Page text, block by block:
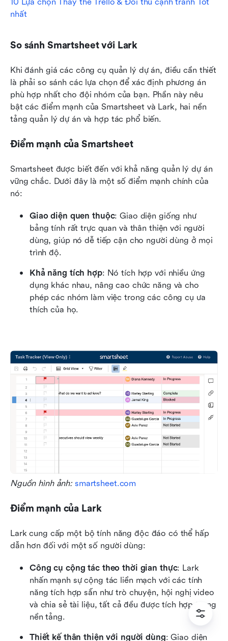
10 Lựa chọn Thay thế Trello & Đối thủ cạnh tranh Tốt
nhất
So sánh Smartsheet với Lark
Khi đánh giá các công cụ quản lý dự án, điều cần thiết
là phải so sánh các lựa chọn để xác định phương án
phù hợp nhất cho đội nhóm của bạn. Phần này nêu
bật các điểm mạnh của Smartsheet và Lark, hai nền
tảng quản lý dự án và hợp tác phổ biến.
Điểm mạnh của Smartsheet
Smartsheet được biết đến với khả năng quản lý dự án
vững chắc. Dưới đây là một số điểm mạnh chính của
nó:
Giao diện quen thuộc: Giao diện giống như
bảng tính rất trực quan và thân thiện với người
dùng, giúp nó dễ tiếp cận cho người dùng ở mọi
trình độ.
Khả năng tích hợp: Nó tích hợp với nhiều ứng
dụng khác nhau, nâng cao chức năng và cho
phép các nhóm làm việc trong các công cụ ưa
thích của họ.
Nguồn hình ảnh: smartsheet.com
Điểm mạnh của Lark
Lark cung cấp một bộ tính năng độc đáo có thể hấp
dẫn hơn đối với một số người dùng:
Công cụ cộng tác theo thời gian thực: Lark
nhấn mạnh sự cộng tác liền mạch với các tính
năng tích hợp sẵn như trò chuyện, hội nghị video
và chia sẻ tài liệu, tất cả đều được tích hợp trong
nền tảng.
Thiết kế thân thiện với người dùng: Giao diện